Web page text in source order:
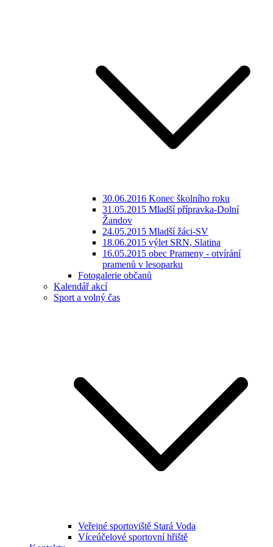
30.06.2016 Konec školního roku
31.05.2015 Mladší přípravka-Dolní
Žandov
24.05.2015 Mladší žáci-SV
18.06.2015 výlet SRN, Slatina
16.05.2015 obec Prameny - otvírání
pramenů v lesoparku
Fotogalerie občanů
Kalendář akcí
Sport a volný čas
Veřejné sportoviště Stará Voda
Víceúčelové sportovní hřiště